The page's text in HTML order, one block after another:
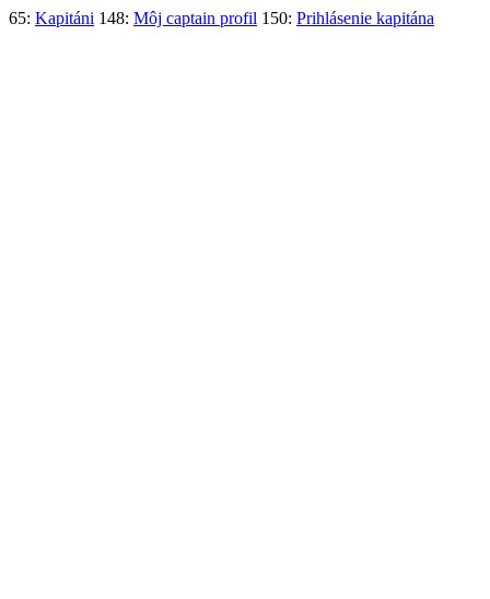
65: Kapitáni 148: Môj captain profil 150: Prihlásenie kapitána